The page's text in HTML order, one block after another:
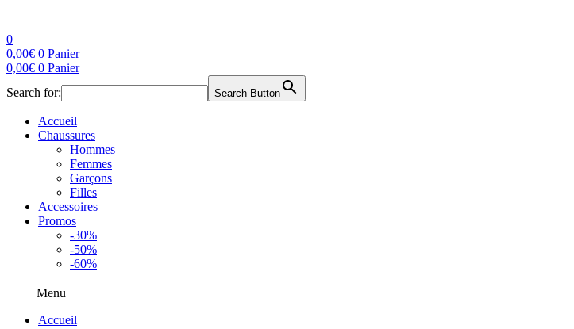
0
0,00€ 0 Panier
0,00€ 0 Panier
Search for:
Search Button
Accueil
Chaussures
Hommes
Femmes
Garçons
Filles
Accessoires
Promos
-30%
-50%
-60%
Menu
Accueil